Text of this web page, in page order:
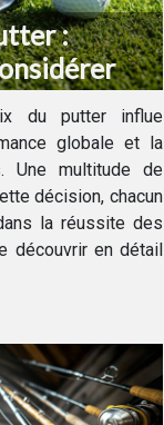
:
du putter influe
globale et la
Une multitude de
décision, chacun
la réussite des
découvrir en détail